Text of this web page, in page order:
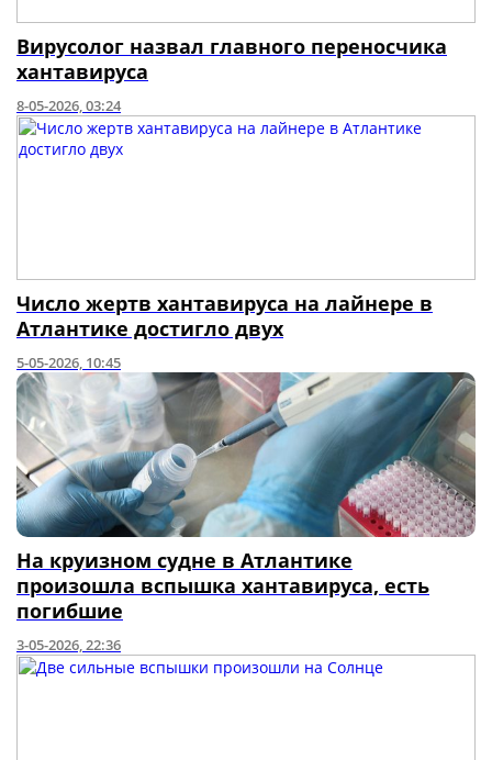
Вирусолог назвал главного переносчика
хантавируса
8-05-2026, 03:24
Число жертв хантавируса на лайнере в
Атлантике достигло двух
5-05-2026, 10:45
На круизном судне в Атлантике
произошла вспышка хантавируса, есть
погибшие
3-05-2026, 22:36